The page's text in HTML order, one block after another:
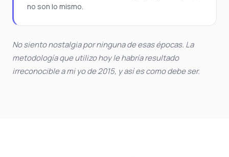
no son lo mismo.
No siento nostalgia por ninguna de esas épocas. La
metodología que utilizo hoy le habría resultado
irreconocible a mi yo de 2015, y así es como debe ser.